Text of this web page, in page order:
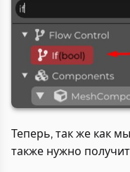
Теперь, так же как
также нужно